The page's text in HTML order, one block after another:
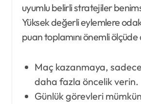
uyumlu belirli stratejiler
Yüksek değerli eylemlere
puan toplamını önemli ölçüde
Maç kazanmaya,
daha fazla öncelik verin.
Günlük görevleri